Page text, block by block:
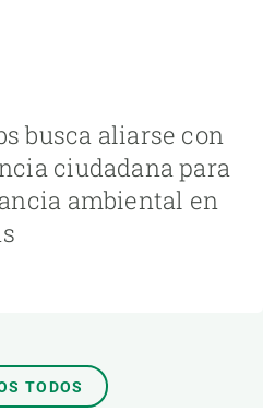
busca aliarse con
ciudadana para
ambiental en
TODOS